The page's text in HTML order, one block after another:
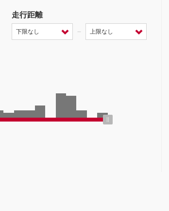
走行距離
－